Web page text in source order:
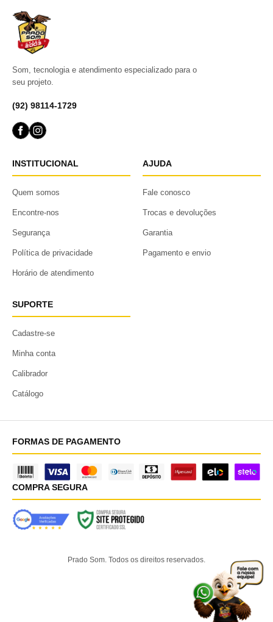
Som, tecnologia e atendimento especializado para o
seu projeto.
(92) 98114-1729
INSTITUCIONAL
Quem somos
Encontre-nos
Segurança
Política de privacidade
Horário de atendimento
AJUDA
Fale conosco
Trocas e devoluções
Garantia
Pagamento e envio
SUPORTE
Cadastre-se
Minha conta
Calibrador
Catálogo
FORMAS DE PAGAMENTO
COMPRA SEGURA
Prado Som. Todos os direitos reservados.